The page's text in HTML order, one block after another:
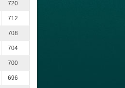
720
712
708
704
700
696